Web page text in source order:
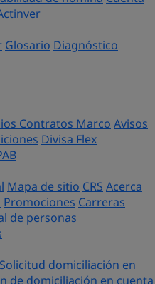
Glosario Diagnóstico
Contratos Marco Avisos
Divisa Flex
Mapa de sitio CRS Acerca
Promociones Carreras
de personas
Solicitud domiciliación en
de domiciliación en cuenta